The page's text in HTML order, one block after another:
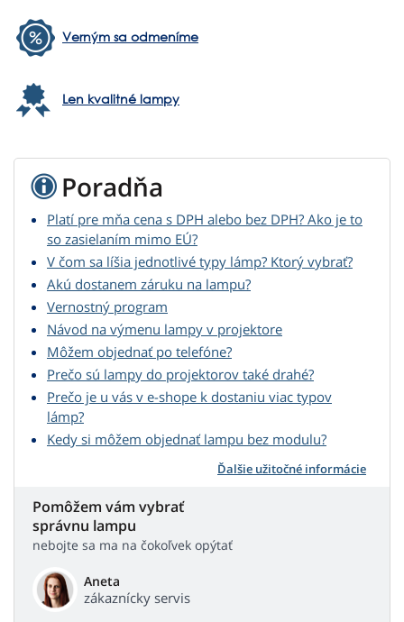
Verným sa odmeníme
Len kvalitné lampy
Poradňa
Platí pre mňa cena s DPH alebo bez DPH? Ako je to
so zasielaním mimo EÚ?
V čom sa líšia jednotlivé typy lámp? Ktorý vybrať?
Akú dostanem záruku na lampu?
Vernostný program
Návod na výmenu lampy v projektore
Môžem objednať po telefóne?
Prečo sú lampy do projektorov také drahé?
Prečo je u vás v e-shope k dostaniu viac typov
lámp?
Kedy si môžem objednať lampu bez modulu?
Ďalšie užitočné informácie
Pomôžem vám vybrať
správnu lampu
nebojte sa ma na čokoľvek opýtať
Aneta
zákaznícky servis